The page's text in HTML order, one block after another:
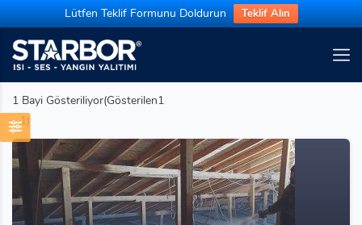
Lütfen Teklif Formunu Doldurun Teklif Alın
1 Bayi Gösteriliyor(Gösterilen1
- 1)